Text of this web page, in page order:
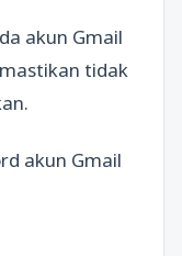
akun Gmail
tidak
akun Gmail